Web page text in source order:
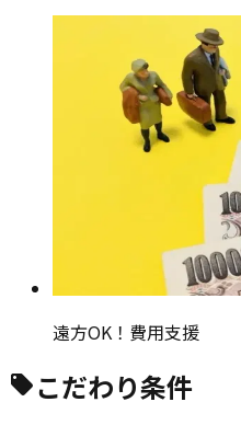
遠方OK！費用支援
こだわり条件